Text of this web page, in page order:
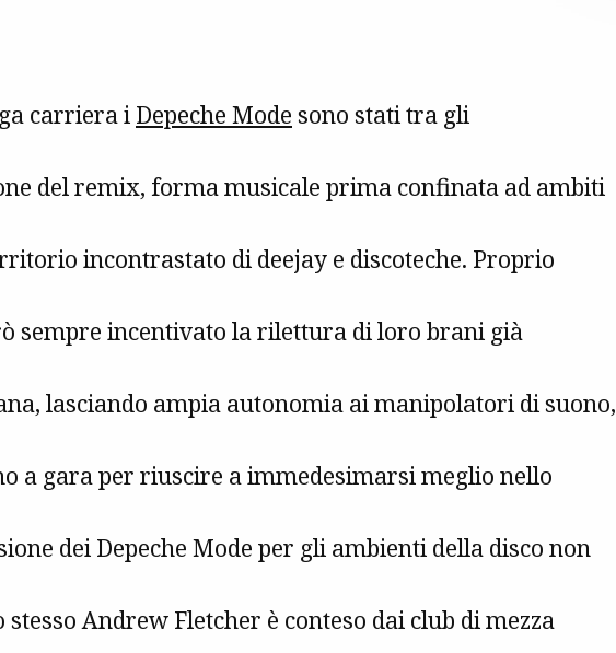
carriera i Depeche Mode sono stati tra gli
del remix, forma musicale prima confinata ad ambiti
incontrastato di deejay e discoteche. Proprio
sempre incentivato la rilettura di loro brani già
lasciando ampia autonomia ai manipolatori di suono,
a gara per riuscire a immedesimarsi meglio nello
dei Depeche Mode per gli ambienti della disco non
Andrew Fletcher è conteso dai club di mezza